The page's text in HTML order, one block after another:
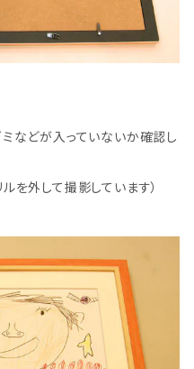
などが入っていないか確認し
を外して撮影しています）